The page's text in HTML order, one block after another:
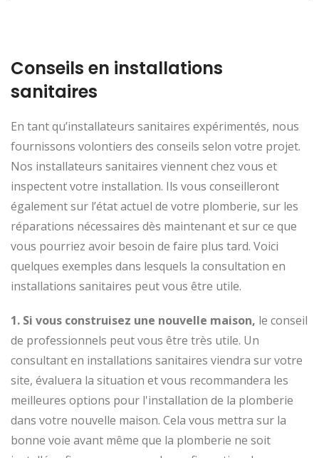
Conseils en installations
sanitaires
En tant qu’installateurs sanitaires expérimentés, nous
fournissons volontiers des conseils selon votre projet.
Nos installateurs sanitaires viennent chez vous et
inspectent votre installation. Ils vous conseilleront
également sur l’état actuel de votre plomberie, sur les
réparations nécessaires dès maintenant et sur ce que
vous pourriez avoir besoin de faire plus tard. Voici
quelques exemples dans lesquels la consultation en
installations sanitaires peut vous être utile.
1. Si vous construisez une nouvelle maison, le conseil
de professionnels peut vous être très utile. Un
consultant en installations sanitaires viendra sur votre
site, évaluera la situation et vous recommandera les
meilleures options pour l'installation de la plomberie
dans votre nouvelle maison. Cela vous mettra sur la
bonne voie avant même que la plomberie ne soit